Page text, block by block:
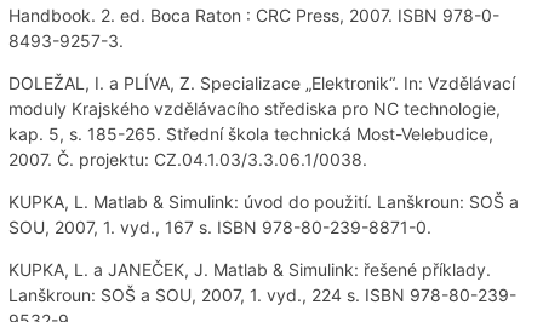
Handbook. 2. ed. Boca Raton : CRC Press, 2007. ISBN 978-0-
8493-9257-3.
DOLEŽAL, I. a PLÍVA, Z. Specializace „Elektronik“. In: Vzdělávací
moduly Krajského vzdělávacího střediska pro NC technologie,
kap. 5, s. 185-265. Střední škola technická Most-Velebudice,
2007. Č. projektu: CZ.04.1.03/3.3.06.1/0038.
KUPKA, L. Matlab & Simulink: úvod do použití. Lanškroun: SOŠ a
SOU, 2007, 1. vyd., 167 s. ISBN 978-80-239-8871-0.
KUPKA, L. a JANEČEK, J. Matlab & Simulink: řešené příklady.
Lanškroun: SOŠ a SOU, 2007, 1. vyd., 224 s. ISBN 978-80-239-